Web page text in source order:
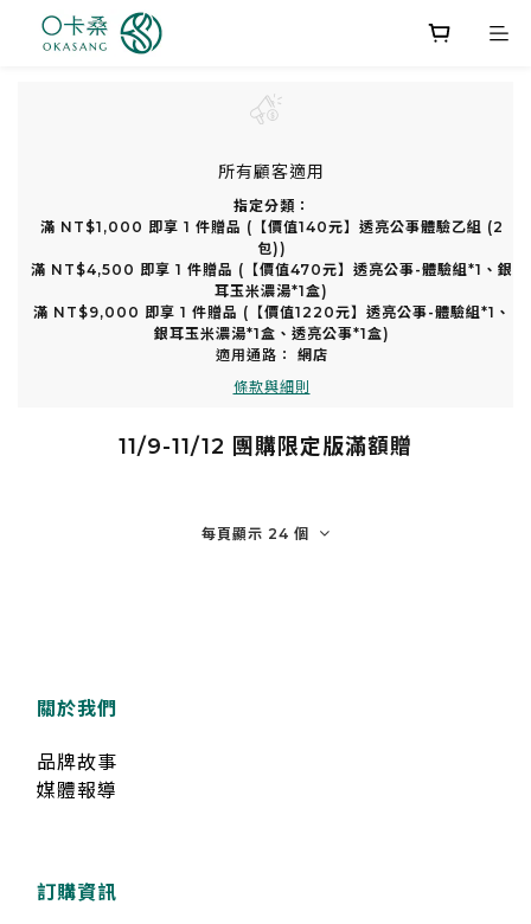
所有顧客適用
指定分類：
滿 NT$1,000 即享 1 件贈品 (【價值140元】透亮公事體驗乙組 (2
包))
滿 NT$4,500 即享 1 件贈品 (【價值470元】透亮公事-體驗組*1、銀
耳玉米濃湯*1盒)
滿 NT$9,000 即享 1 件贈品 (【價值1220元】透亮公事-體驗組*1、
銀耳玉米濃湯*1盒、透亮公事*1盒)
適用通路： 網店
條款與細則
11/9-11/12 團購限定版滿額贈
每頁顯示 24 個
關於我們
品牌故事
媒體報導
訂購資訊